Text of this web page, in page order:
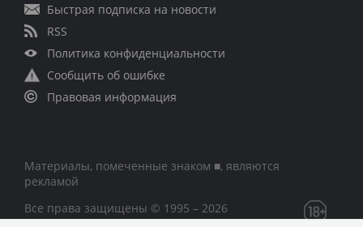
Быстрая подписка на новости
RSS
Политика конфиденциальности
Сообщить об ошибке
Правовая информация
Материалы, помеченные знаком ■, являются
рекламой
Все права защищены © 1995 – 2026